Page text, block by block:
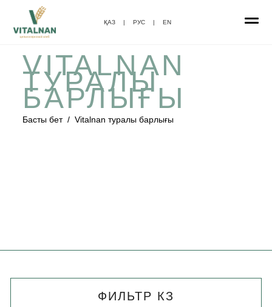
ҚАЗ | РУС | EN
VITALNAN
ТУРАЛЫ
БАРЛЫҒЫ
Басты бет/ Vitalnan туралы барлығы
ФИЛЬТР КЗ